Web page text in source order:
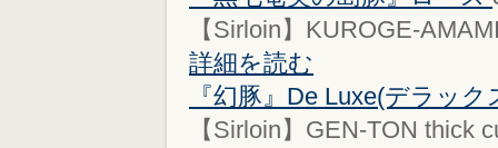
【Sirloin】KUROGE-
詳細を読む
『幻豚』De Luxe(デラック
【Sirloin】GEN-TON